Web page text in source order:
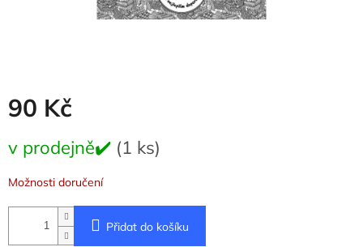
90 Kč
cena:
v prodejně✔️ (1 ks)
Možnosti doručení
Přidat do košíku